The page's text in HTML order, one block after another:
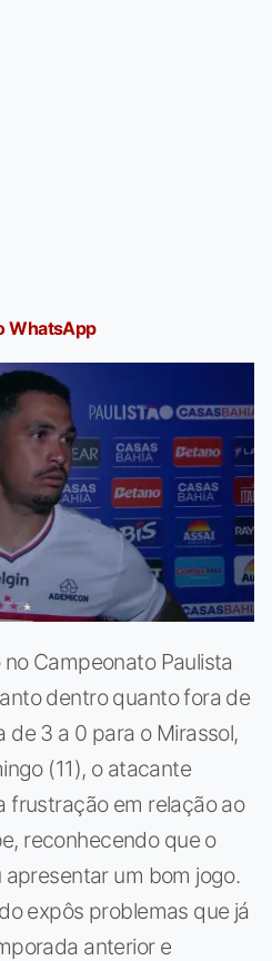
WhatsApp
Campeonato Paulista
dentro quanto fora de
3 a 0 para o Mirassol,
(11), o atacante
frustração em relação ao
reconhecendo que o
um bom jogo.
expôs problemas que já
anterior e